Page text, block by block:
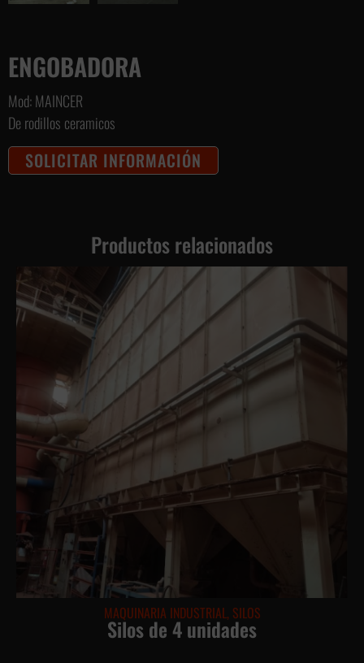
ENGOBADORA
Mod: MAINCER
De rodillos ceramicos
SOLICITAR INFORMACIÓN
Productos relacionados
MAQUINARIA INDUSTRIAL, SILOS
Silos de 4 unidades